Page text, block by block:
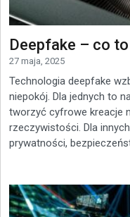
Deepfake – co
27 maja, 2025
Technologia deepfake
niepokój. Dla jednych to
tworzyć cyfrowe kreacje
rzeczywistości. Dla
prywatności,